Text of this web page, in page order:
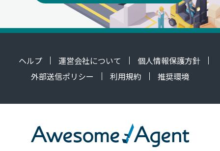
ヘルプ 運営会社について
個人情報保護方針
外部送信ポリシー
利用規約 推奨環境